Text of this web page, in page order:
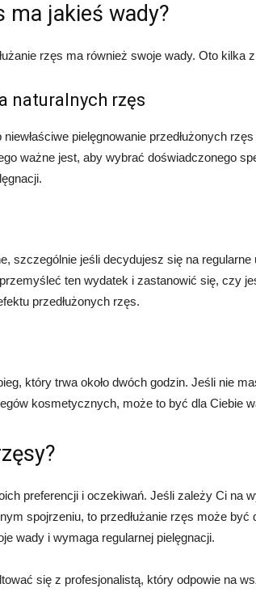
ma jakieś wady?
rzęs ma również swoje wady. Oto kilka
naturalnych rzęs
pielęgnowanie przedłużonych
ważne jest, aby wybrać doświadczonego
szczególnie jeśli decydujesz się na regularne
ten wydatek i zastanowić się, czy
przedłużonych rzęs.
który trwa około dwóch godzin. Jeśli nie
kosmetycznych, może to być dla Ciebie
preferencji i oczekiwań. Jeśli zależy Ci na
spojrzeniu, to przedłużanie rzęs może być
wady i wymaga regularnej pielęgnacji.
się z profesjonalistą, który odpowie na